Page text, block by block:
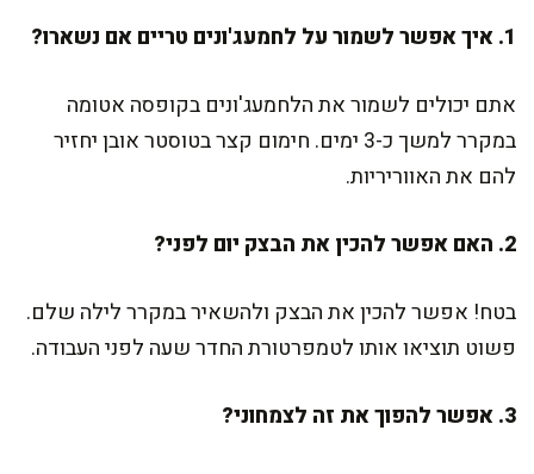
1. איך אפשר לשמור על לחמעג'ונים טריים אם נשארו?
אתם יכולים לשמור את הלחמעג'ונים בקופסה אטומה
במקרר למשך כ-3 ימים. חימום קצר בטוסטר אובן יחזיר
להם את האווריריות.
2. האם אפשר להכין את הבצק יום לפני?
בטח! אפשר להכין את הבצק ולהשאיר במקרר לילה שלם.
פשוט תוציאו אותו לטמפרטורת החדר שעה לפני העבודה.
3. אפשר להפוך את זה לצמחוני?